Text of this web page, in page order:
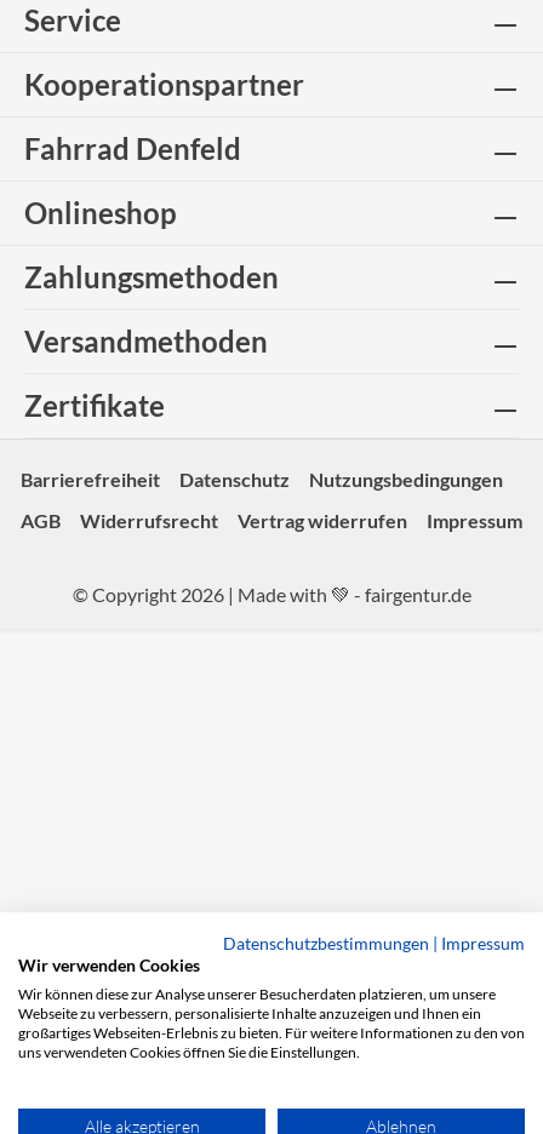
Service
Kooperationspartner
Fahrrad Denfeld
Onlineshop
Zahlungsmethoden
Versandmethoden
Zertifikate
Barrierefreiheit Datenschutz
Nutzungsbedingungen
AGB
Widerrufsrecht Vertrag widerrufen Impressum
© Copyright 2026 | Made with 💚 - fairgentur.de
Datenschutzbestimmungen | Impressum
Wir verwenden Cookies
Wir können diese zur Analyse unserer Besucherdaten platzieren, um unsere
Webseite zu verbessern, personalisierte Inhalte anzuzeigen und Ihnen ein
großartiges Webseiten-Erlebnis zu bieten. Für weitere Informationen zu den von
uns verwendeten Cookies öffnen Sie die Einstellungen.
Alle akzeptieren Ablehnen